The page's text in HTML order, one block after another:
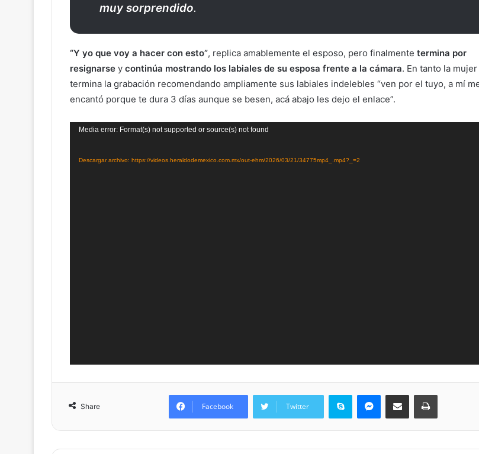
muy sorprendido.
“Y yo que voy a hacer con esto”, replica amablemente el esposo, pero finalmente termina por
resignarse y continúa mostrando los labiales de su esposa frente a la cámara. En tanto la mujer
termina la grabación recomendando ampliamente sus labiales indelebles “ven por el tuyo, a mí
encantó porque te dura 3 días aunque se besen, acá abajo les dejo el enlace”.
Reproductor
vídeo
Media error: Format(s) not supported or source(s) not found
Descargar archivo: https://videos.heraldodemexico.com.mx/out-ehm/2026/03/21/34775mp4_.mp4?_=2
Share Facebook Twitter
Skype Messenger
Share via Email Print